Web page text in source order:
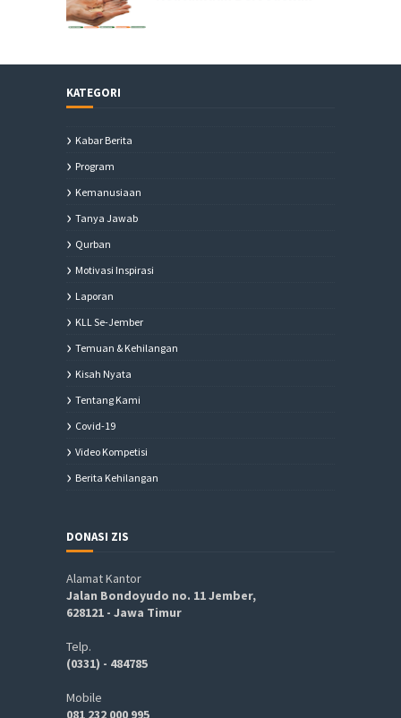
KATEGORI
Kabar Berita
Program
Kemanusiaan
Tanya Jawab
Qurban
Motivasi Inspirasi
Laporan
KLL Se-Jember
Temuan & Kehilangan
Kisah Nyata
Tentang Kami
Covid-19
Video Kompetisi
Berita Kehilangan
DONASI ZIS
Alamat Kantor
Jalan Bondoyudo no. 11 Jember,
628121 - Jawa Timur
Telp.
(0331) - 484785
Mobile
081 232 000 995